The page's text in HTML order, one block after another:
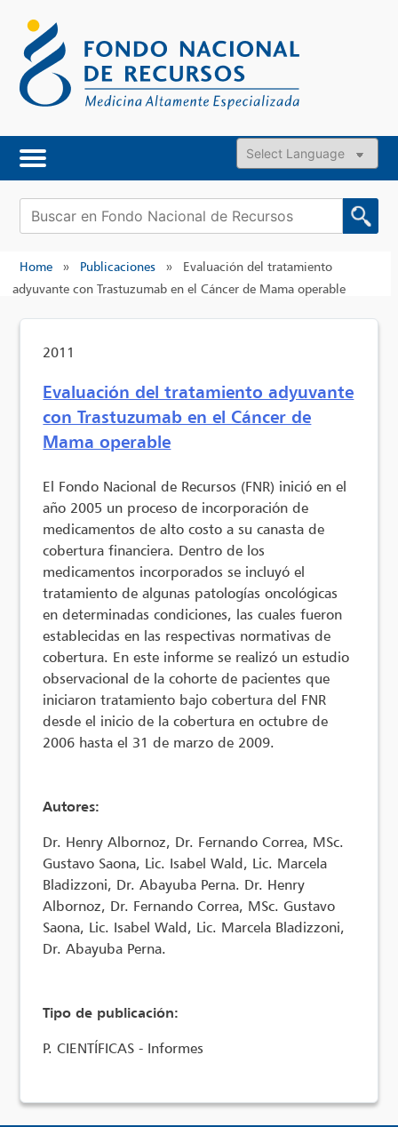
content
Powered by
Buscar:
Home » Publicaciones »
Evaluación del tratamiento
adyuvante con Trastuzumab en el Cáncer de Mama operable
2011
Evaluación del tratamiento adyuvante
con Trastuzumab en el Cáncer de
Mama operable
El Fondo Nacional de Recursos (FNR) inició en el
año 2005 un proceso de incorporación de
medicamentos de alto costo a su canasta de
cobertura financiera. Dentro de los
medicamentos incorporados se incluyó el
tratamiento de algunas patologías oncológicas
en determinadas condiciones, las cuales fueron
establecidas en las respectivas normativas de
cobertura. En este informe se realizó un estudio
observacional de la cohorte de pacientes que
iniciaron tratamiento bajo cobertura del FNR
desde el inicio de la cobertura en octubre de
2006 hasta el 31 de marzo de 2009.
Autores:
Dr. Henry Albornoz, Dr. Fernando Correa, MSc.
Gustavo Saona, Lic. Isabel Wald, Lic. Marcela
Bladizzoni, Dr. Abayuba Perna. Dr. Henry
Albornoz, Dr. Fernando Correa, MSc. Gustavo
Saona, Lic. Isabel Wald, Lic. Marcela Bladizzoni,
Dr. Abayuba Perna.
Tipo de publicación:
P. CIENTÍFICAS - Informes